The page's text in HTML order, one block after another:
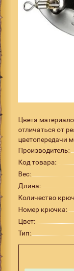
Цвета
отличаться от
цветопередачи
Производитель:
Код товара:
Вес:
Длина:
Количество
Номер крючка:
Цвет:
Тип: